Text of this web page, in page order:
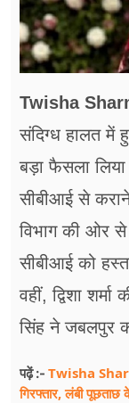
शिक्षा
अन्य खबरें
Twisha
संदिग्ध हालत में
बड़ा फैसला
सीबीआई से
विभाग की ओर से
सीबीआई को
वहीं, द्विशा
सिंह ने जबलपुर
पढ़ें :- Twisha
गिरफ्तार, लंबी पूछताछ